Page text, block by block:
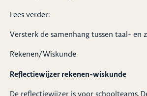
Lees verder:
Versterk de samenhang tussen taal- en
Rekenen/Wiskunde
Reflectiewijzer rekenen-wiskunde
De reflectiewijzer is voor schoolteams.